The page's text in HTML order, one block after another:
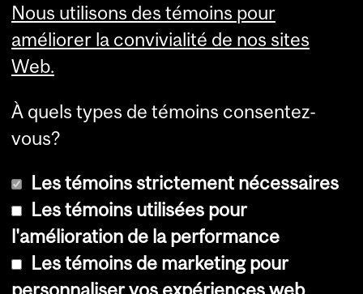
Services aux étudiants
© Université McGill, 2026
Accessibilité
Nous utilisons des témoins pour
améliorer la convivialité de nos sites
Web.
À quels types de témoins consentez-
vous?
Les témoins strictement nécessaires
Les témoins utilisées pour
l'amélioration de la performance
Les témoins de marketing pour
personnaliser vos expériences web